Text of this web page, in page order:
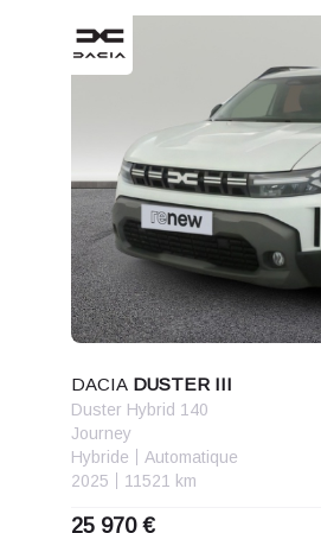
DACIA DUSTER III
Duster Hybrid 140
Journey
Hybride
Automatique
2025
11521 km
25 970 €